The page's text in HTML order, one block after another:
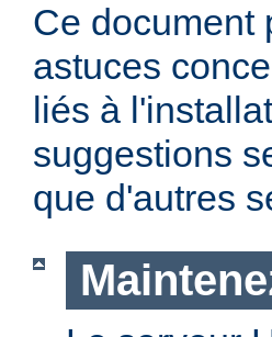
Ce document
astuces
liés à
suggestions
que d'autres